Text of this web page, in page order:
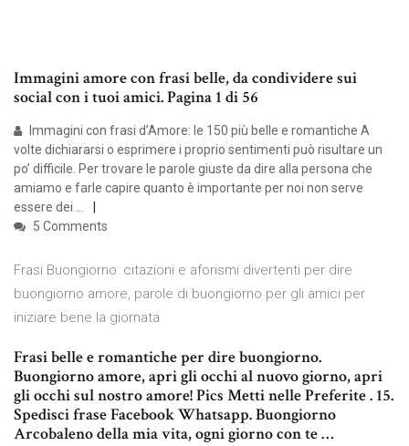
Immagini amore con frasi belle, da condividere sui
social con i tuoi amici. Pagina 1 di 56
Immagini con frasi d’Amore: le 150 più belle e romantiche A
volte dichiararsi o esprimere i proprio sentimenti può risultare un
po’ difficile. Per trovare le parole giuste da dire alla persona che
amiamo e farle capire quanto è importante per noi non serve
essere dei …
5 Comments
Frasi Buongiorno: citazioni e aforismi divertenti per dire
buongiorno amore, parole di buongiorno per gli amici per
iniziare bene la giornata
Frasi belle e romantiche per dire buongiorno.
Buongiorno amore, apri gli occhi al nuovo giorno, apri
gli occhi sul nostro amore! Pics Metti nelle Preferite . 15.
Spedisci frase Facebook Whatsapp. Buongiorno
Arcobaleno della mia vita, ogni giorno con te …